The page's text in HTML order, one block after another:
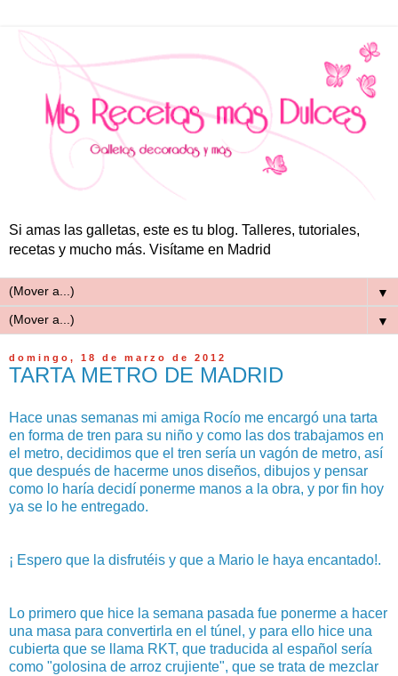
Si amas las galletas, este es tu blog. Talleres, tutoriales,
recetas y mucho más. Visítame en Madrid
▼
▼
domingo, 18 de marzo de 2012
TARTA METRO DE MADRID
Hace unas semanas mi amiga Rocío me encargó una tarta
en forma de tren para su niño y como las dos trabajamos en
el metro, decidimos que el tren sería un vagón de metro, así
que después de hacerme unos diseños, dibujos y pensar
como lo haría decidí ponerme manos a la obra, y por fin hoy
ya se lo he entregado.
¡ Espero que la disfrutéis y que a Mario le haya encantado!.
Lo primero que hice la semana pasada fue ponerme a hacer
una masa para convertirla en el túnel, y para ello hice una
cubierta que se llama RKT, que traducida al español sería
como "golosina de arroz crujiente", que se trata de mezclar